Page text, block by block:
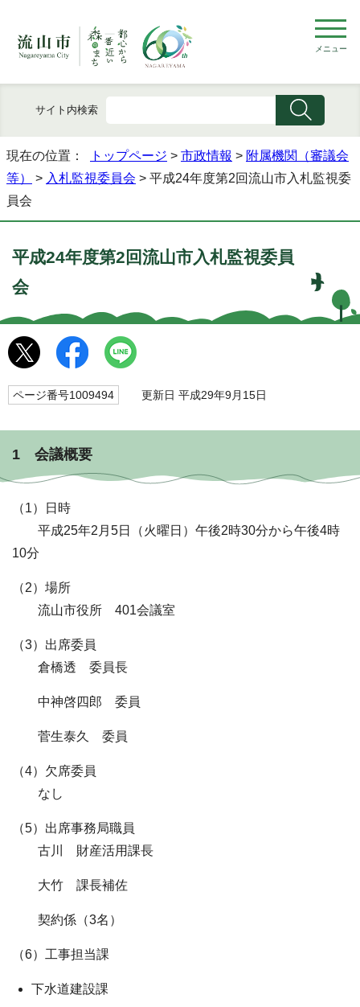
メニュー
サイト内検索
現在の位置： トップページ > 市政情報 > 附属機関（審議会
等）
> 入札監視委員会 > 平成24年度第2回流山市入札監視委
員会
平成24年度第2回流山市入札監視委員
会
ページ番号1009494 更新日 平成29年9月15日
1 会議概要
（1）日時
平成25年2月5日（火曜日）午後2時30分から午後4時
10分
（2）場所
流山市役所 401会議室
（3）出席委員
倉橋透 委員長
中神啓四郎 委員
菅生泰久 委員
（4）欠席委員
なし
（5）出席事務局職員
古川 財産活用課長
大竹 課長補佐
契約係（3名）
（6）工事担当課
下水道建設課